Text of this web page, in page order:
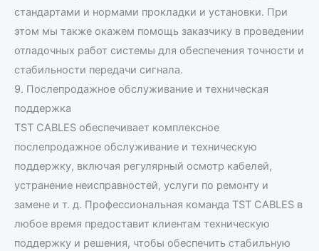
стандартами и нормами прокладки и установки. При
этом мы также окажем помощь заказчику в проведении
отладочных работ системы для обеспечения точности и
стабильности передачи сигнала.
9. Послепродажное обслуживание и техническая
поддержка
TST CABLES обеспечивает комплексное
послепродажное обслуживание и техническую
поддержку, включая регулярный осмотр кабелей,
устранение неисправностей, услуги по ремонту и
замене и т. д. Профессиональная команда TST CABLES в
любое время предоставит клиентам техническую
поддержку и решения, чтобы обеспечить стабильную